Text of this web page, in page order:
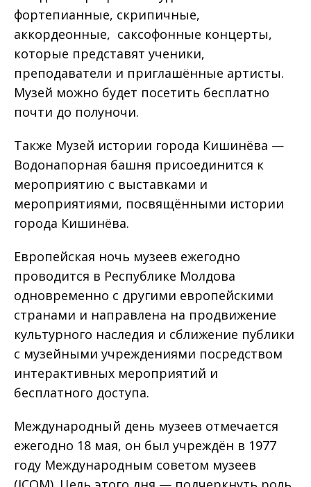
фортепианные, скрипичные,
аккордеонные, саксофонные концерты,
которые представят ученики,
преподаватели и приглашённые артисты.
Музей можно будет посетить бесплатно
почти до полуночи.
Также Музей истории города Кишинёва —
Водонапорная башня присоединится к
мероприятию с выставками и
мероприятиями, посвящёнными истории
города Кишинёва.
Европейская ночь музеев ежегодно
проводится в Республике Молдова
одновременно с другими европейскими
странами и направлена на продвижение
культурного наследия и сближение публики
с музейными учреждениями посредством
интерактивных мероприятий и
бесплатного доступа.
Международный день музеев отмечается
ежегодно 18 мая, он был учреждён в 1977
году Международным советом музеев